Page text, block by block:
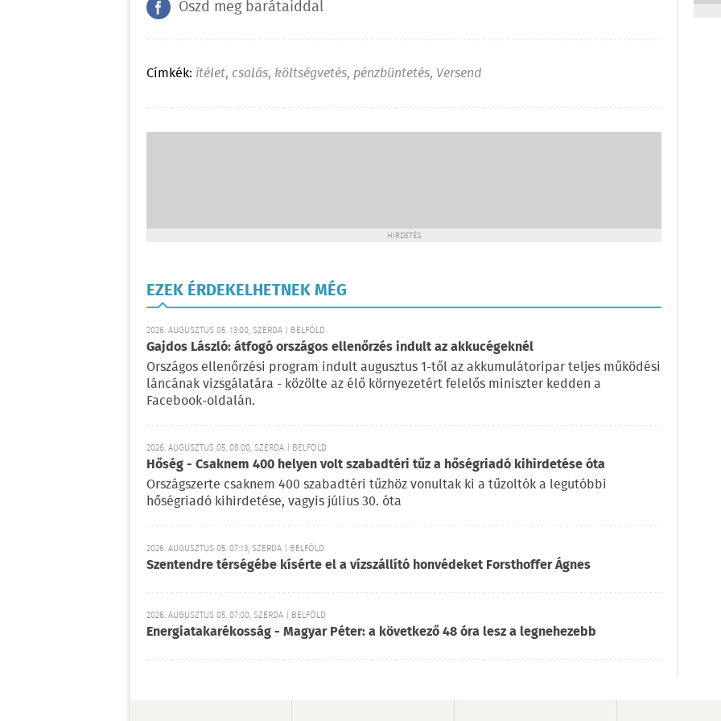
Oszd meg barátaiddal
Címkék: ítélet, csalás, költségvetés, pénzbüntetés, Versend
HIRDETÉS
EZEK ÉRDEKELHETNEK MÉG
2026. AUGUSZTUS 05. 13:00, SZERDA | BELFÖLD
Gajdos László: átfogó országos ellenőrzés indult az akkucégeknél
Országos ellenőrzési program indult augusztus 1-től az akkumulátoripar teljes működési
láncának vizsgálatára - közölte az élő környezetért felelős miniszter kedden a
Facebook-oldalán.
2026. AUGUSZTUS 05. 08:00, SZERDA | BELFÖLD
Hőség - Csaknem 400 helyen volt szabadtéri tűz a hőségriadó kihirdetése óta
Országszerte csaknem 400 szabadtéri tűzhöz vonultak ki a tűzoltók a legutóbbi
hőségriadó kihirdetése, vagyis július 30. óta
2026. AUGUSZTUS 05. 07:13, SZERDA | BELFÖLD
Szentendre térségébe kísérte el a vízszállító honvédeket Forsthoffer Ágnes
2026. AUGUSZTUS 05. 07:00, SZERDA | BELFÖLD
Energiatakarékosság - Magyar Péter: a következő 48 óra lesz a legnehezebb